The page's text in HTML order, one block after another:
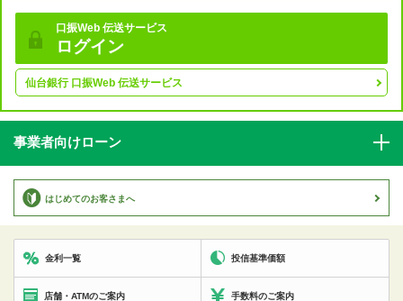
口振Web 伝送サービス
ログイン
仙台銀行 口振Web 伝送サービス
事業者向けローン
はじめてのお客さまへ
金利一覧 投信基準価額
店舗・ATMのご案内 手数料のご案内